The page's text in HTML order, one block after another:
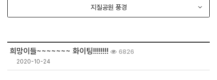
지질공원 풍경
희망이들~~~~~~~ 화이팅!!!!!!!! 6826
2020-10-24